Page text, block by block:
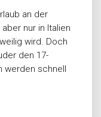
an der
nur in Italien
wird. Doch
den 17-
werden schnell